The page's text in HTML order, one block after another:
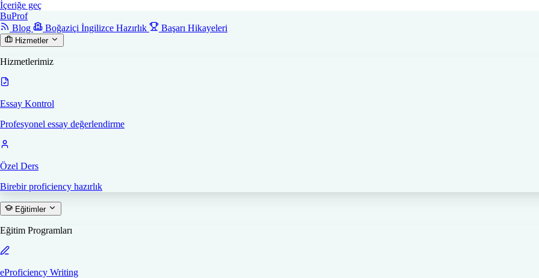
İçeriğe geç
BuProf
Blog
Boğaziçi İngilizce Hazırlık Başarı Hikayeleri
Hizmetler
Hizmetlerimiz
Essay Kontrol
Profesyonel essay değerlendirme
Özel Ders
Birebir proficiency hazırlık
Eğitimler
Eğitim Programları
eProficiency Writing